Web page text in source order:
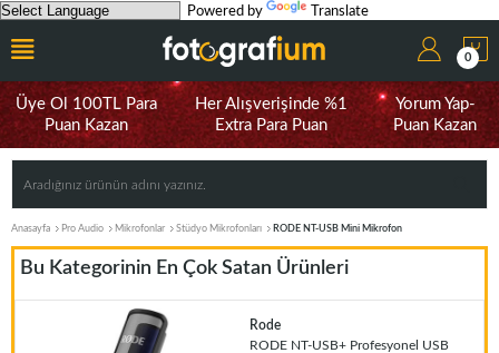
Powered by Translate
0
Üye Ol 100TL Para
Puan Kazan
Her Alışverişinde %1
Extra Para Puan
Yorum Yap-
Puan Kazan
Anasayfa Pro Audio Mikrofonlar Stüdyo Mikrofonları RODE NT-USB Mini Mikrofon
Bu Kategorinin En Çok Satan Ürünleri
Rode
RODE NT-USB+ Profesyonel USB